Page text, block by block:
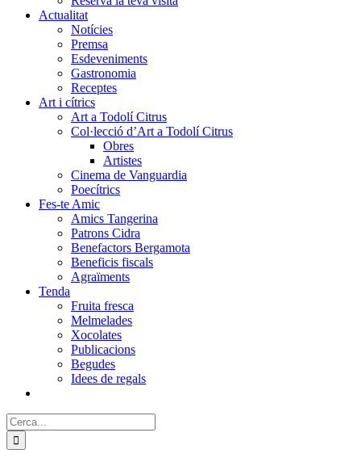
Actualitat
Notícies
Premsa
Esdeveniments
Gastronomia
Receptes
Art i cítrics
Art a Todolí Citrus
Col·lecció d’Art a Todolí Citrus
Obres
Artistes
Cinema de Vanguardia
Poecítrics
Fes-te Amic
Amics Tangerina
Patrons Cidra
Benefactors Bergamota
Beneficis fiscals
Agraïments
Tenda
Fruita fresca
Melmelades
Xocolates
Publicacions
Begudes
Idees de regals
Cerca: